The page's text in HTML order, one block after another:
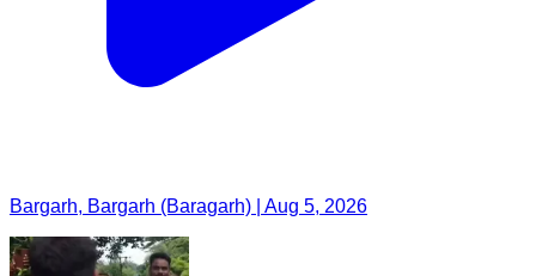
Bargarh, Bargarh (Baragarh) | Aug 5, 2026